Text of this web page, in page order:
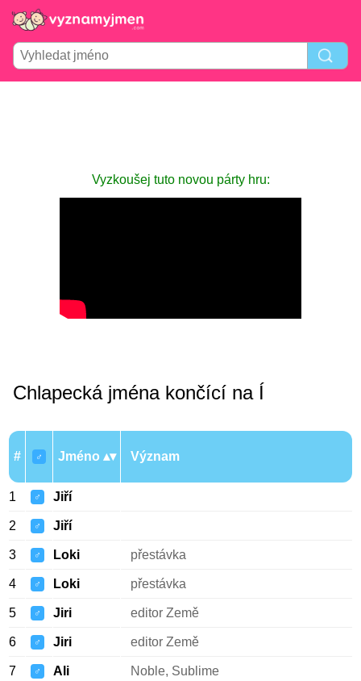
Vyzkoušej tuto novou párty hru:
Chlapecká jména končící na Í
# ♂ Jméno Význam
1 ♂ Jiří
2 ♂ Jiří
3 ♂ Loki přestávka
4 ♂ Loki přestávka
5 ♂ Jiri editor Země
6 ♂ Jiri editor Země
7 ♂ Ali Noble, Sublime